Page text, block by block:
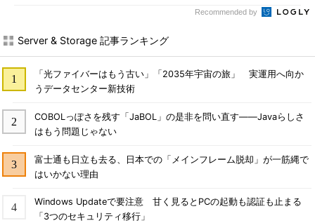
Recommended by
Server & Storage 記事ランキング
「光ファイバーはもう古い」「2035年宇宙の旅」 実運用へ向か
うデータセンター新技術
COBOLっぽさを残す「JaBOL」の是非を問い直す――Javaらしさ
はもう問題じゃない
富士通も日立も去る、日本での「メインフレーム脱却」が一筋縄で
はいかない理由
Windows Updateで要注意 甘く見るとPCの起動も認証も止まる
「3つのセキュリティ移行」